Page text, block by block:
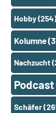
Hobby
Kolumne
Nachzucht
Podcast
Schäfer